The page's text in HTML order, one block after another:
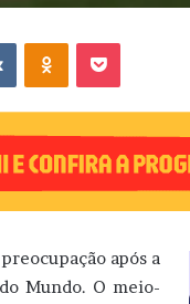
VK OK
após a
Mundo. O meio-